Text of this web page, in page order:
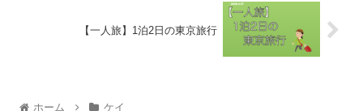
【一人旅】1泊2日の東京旅行
ホーム ケイ